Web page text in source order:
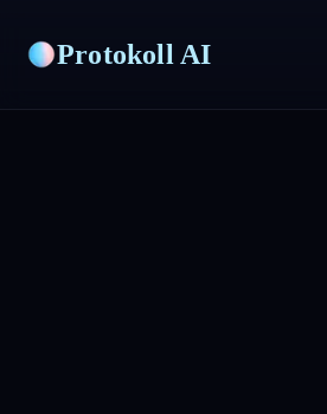
Protokoll AI